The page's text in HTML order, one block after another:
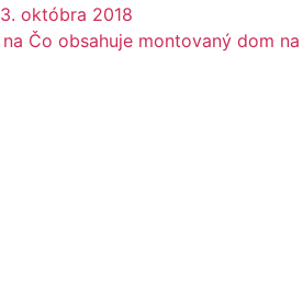
3. októbra 2018
na Čo obsahuje montovaný dom na